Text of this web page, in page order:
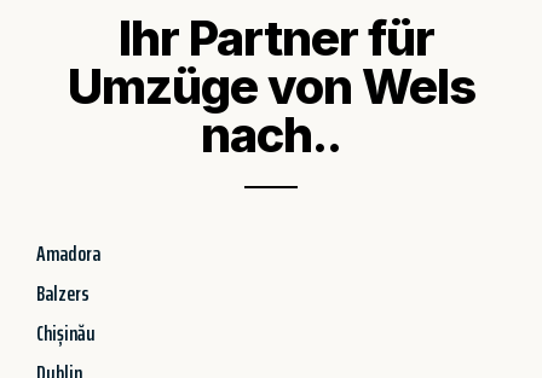
Ihr Partner für
Umzüge von Wels
nach..
Amadora
Balzers
Chișinău